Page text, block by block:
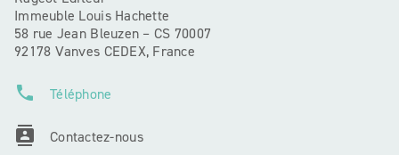
Immeuble Louis Hachette
58 rue Jean Bleuzen – CS 70007
92178 Vanves CEDEX, France
phone Téléphone
contacts Contactez-nous